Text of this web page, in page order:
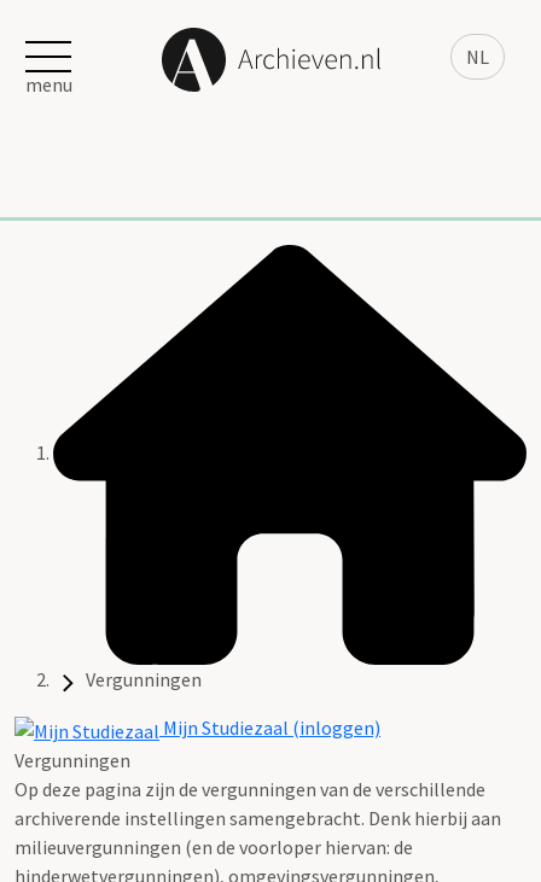
NL
menu
Vergunningen
Mijn Studiezaal (inloggen)
Vergunningen
Op deze pagina zijn de vergunningen van de verschillende
archiverende instellingen samengebracht. Denk hierbij aan
milieuvergunningen (en de voorloper hiervan: de
hinderwetvergunningen), omgevingsvergunningen,